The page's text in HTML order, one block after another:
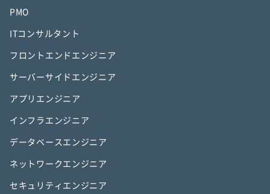
PMO
ITコンサルタント
フロントエンドエンジニア
サーバーサイドエンジニア
アプリエンジニア
インフラエンジニア
データベースエンジニア
ネットワークエンジニア
セキュリティエンジニア